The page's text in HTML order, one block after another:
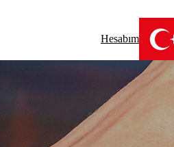
Hesabım